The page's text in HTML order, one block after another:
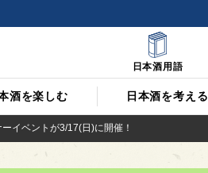
酒を楽しむ 日本酒を考える
日本酒用語
イベントが3/17(日)に開催！